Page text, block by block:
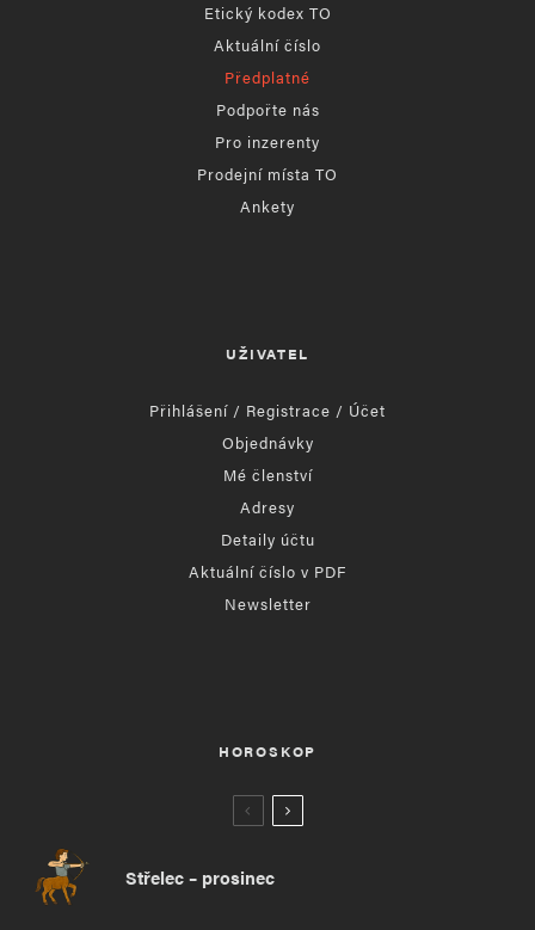
Etický kodex TO
Aktuální číslo
Předplatné
Podpořte nás
Pro inzerenty
Prodejní místa TO
Ankety
UŽIVATEL
Přihlášení / Registrace / Účet
Objednávky
Mé členství
Adresy
Detaily účtu
Aktuální číslo v PDF
Newsletter
HOROSKOP
Střelec – prosinec